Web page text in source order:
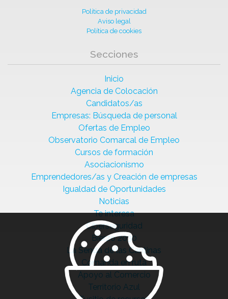
Política de privacidad
Aviso legal
Política de cookies
Secciones
Inicio
Agencia de Colocación
Candidatos/as
Empresas: Búsqueda de personal
Ofertas de Empleo
Observatorio Comarcal de Empleo
Cursos de formación
Asociacionismo
Emprendedores/as y Creación de empresas
Igualdad de Oportunidades
Noticias
Te interesa
Ciberseguridad
Bierzo 2030
La Senda de las Cantinas
Comanda en ruta
Apoyo al Comercio
Territorio Azul